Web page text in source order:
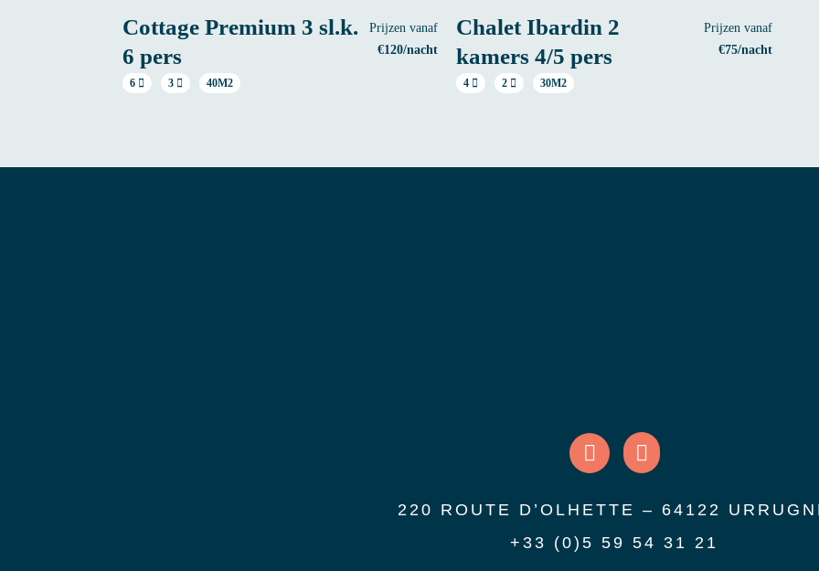
Cottage Premium 3 sl.k.
6 pers
Prijzen vanaf
€120/nacht
6 3 40M2
Chalet Ibardin 2
kamers 4/5 pers
Prijzen vanaf
€75/nacht
4 2 30M2
220 ROUTE D’OLHETTE – 64122
+33 (0)5 59 54 31 21